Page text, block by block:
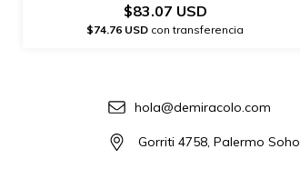
$83.07 USD
$74.76 USD con transferencia
hola@demiracolo.com
Gorriti 4758, Palermo Soho